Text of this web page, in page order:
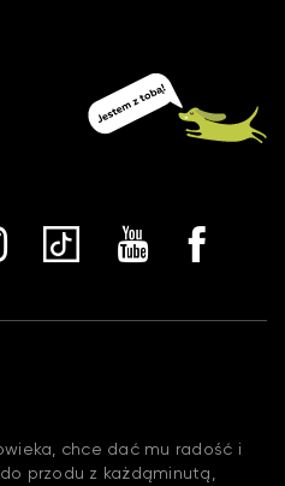
chce dać mu radość i
przodu z każdąminutą,